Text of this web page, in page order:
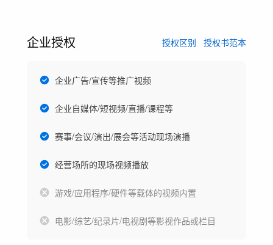
企业授权 授权区别 授权书范本
企业广告/宣传等推广视频
企业自媒体/短视频/直播/课程等
赛事/会议/演出/展会等活动现场演播
经营场所的现场视频播放
游戏/应用程序/硬件等载体的视频内置
电影/综艺/纪录片/电视剧等影视作品或栏目